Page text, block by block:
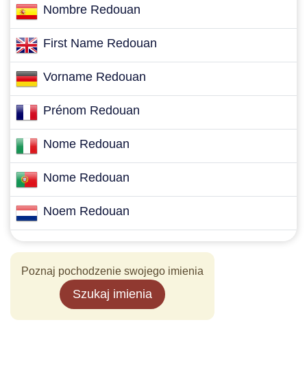
Nombre Redouan
First Name Redouan
Vorname Redouan
Prénom Redouan
Nome Redouan
Nome Redouan
Noem Redouan
Poznaj pochodzenie swojego imienia
Szukaj imienia